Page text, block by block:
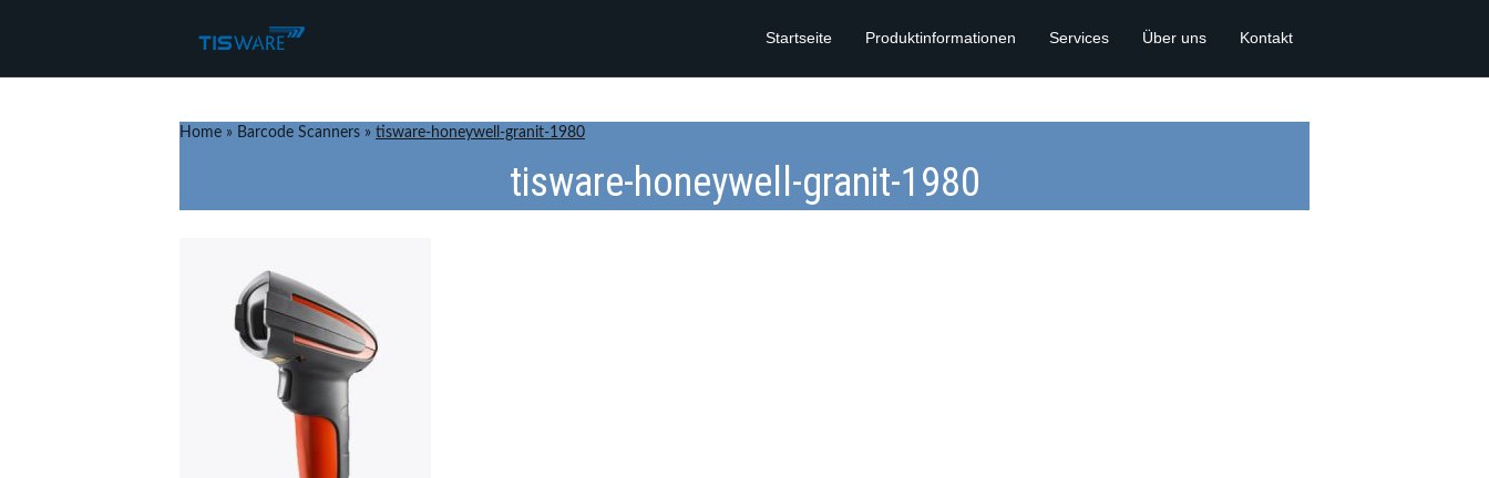
Startseite Produktinformationen Services Über uns Kontakt
Home » Barcode Scanners » tisware-honeywell-granit-1980
tisware-honeywell-granit-1980